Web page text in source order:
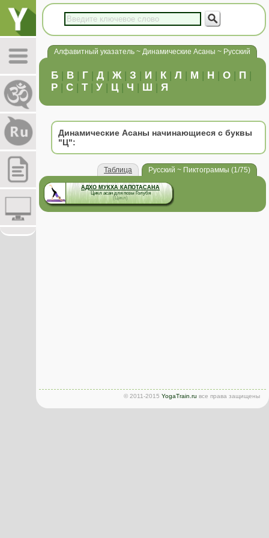
Алфавитный указатель ~ Динамические Асаны ~ Русский
Б | В | Г | Д | Ж| З | И | К | Л | М | Н | О | П |
Р | С | Т| У | Ц| Ч | Ш | Я
Динамические Асаны начинающиеся с буквы
"Ц":
Таблица Русский ~ Пиктограммы (1/75)
АДХО МУКХА КАПОТАСАНА
Цикл асан для позы Голубя
(Цикл)
© 2011-2015 YogaTrain.ru все права защищены